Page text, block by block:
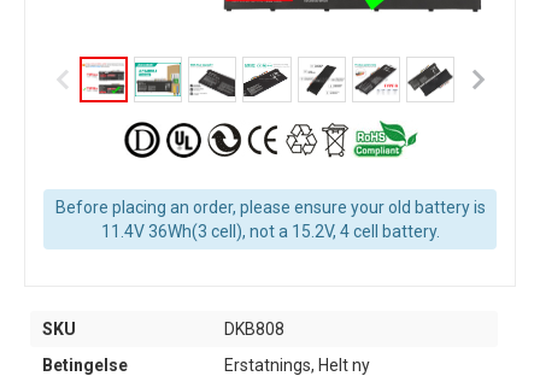
Before placing an order, please ensure your old battery is
11.4V 36Wh(3 cell), not a 15.2V, 4 cell battery.
SKU
DKB808
Betingelse
Erstatnings, Helt ny